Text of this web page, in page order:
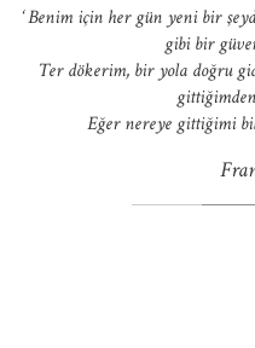
‘ Benim için her gün yeni bir
gibi bir
Ter dökerim, bir yola doğru
Eğer nereye gittiğimi